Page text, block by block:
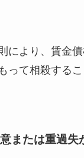
により、 賃金
って相殺する
または重過失